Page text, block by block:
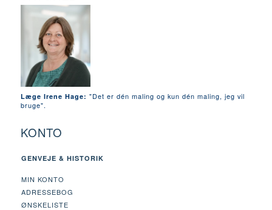
Læge Irene Hage: "Det er dén maling og kun dén maling, jeg vil
bruge".
KONTO
GENVEJE & HISTORIK
MIN KONTO
ADRESSEBOG
ØNSKELISTE